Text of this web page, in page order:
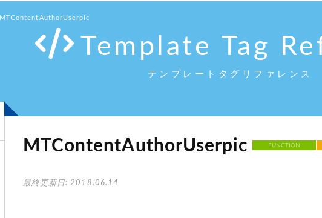
MTContentAuthorUserpic
Template Tag
テンプレートタグリファレンス
MTContentAuthorUserpic FUNCTION
最終更新日: 2018.06.14